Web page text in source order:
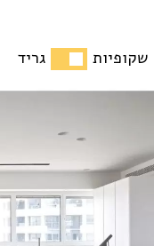
שקופיות גריד